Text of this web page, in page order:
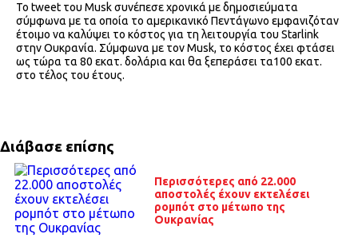
Το tweet του Musk συνέπεσε χρονικά με δημοσιεύματα
σύμφωνα με τα οποία το αμερικανικό Πεντάγωνο εμφανιζόταν
έτοιμο να καλύψει το κόστος για τη λειτουργία του Starlink
στην Ουκρανία. Σύμφωνα με τον Musk, το κόστος έχει φτάσει
ως τώρα τα 80 εκατ. δολάρια και θα ξεπεράσει τα100 εκατ.
στο τέλος του έτους.
Διάβασε επίσης
Περισσότερες από 22.000
αποστολές έχουν εκτελέσει
ρομπότ στο μέτωπο της
Ουκρανίας